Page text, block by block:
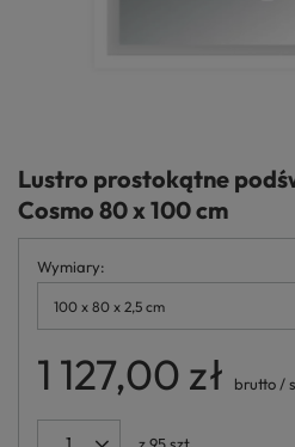
Lustro prostokątne
Cosmo 80 x 100 cm
Wymiary
100 x 80 x 2,5 cm
1 127,00 zł brutto /